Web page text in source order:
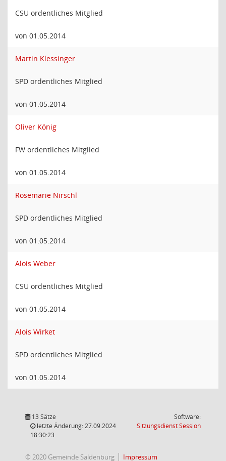
CSU ordentliches Mitglied
von 01.05.2014
Martin Klessinger
SPD ordentliches Mitglied
von 01.05.2014
Oliver König
FW ordentliches Mitglied
von 01.05.2014
Rosemarie Nirschl
SPD ordentliches Mitglied
von 01.05.2014
Alois Weber
CSU ordentliches Mitglied
von 01.05.2014
Alois Wirket
SPD ordentliches Mitglied
von 01.05.2014
13 Sätze
letzte Änderung: 27.09.2024
18:30:23
Software:
SitzungsdienstSession(Wird in
© 2020 Gemeinde Saldenburg
Impressum